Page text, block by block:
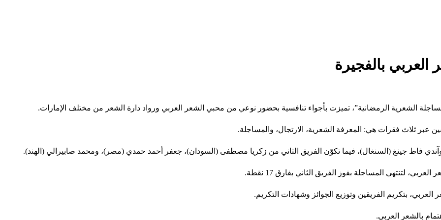
بالفجيرة
الشعرية الرمضانية”، تميزت بأجواء تنافسية بحضور نوعي من محبي الشعر العربي ورواد دارة الشعر من مختلف الإمارات.
فاط جينغ (السنغال)، فيما تكوّن الفريق الثاني من زكريا مصطفى (السودان)، جعفر أحمد حمدي (مصر)، ومحمد صابيرالي (الهند).
لتنتهي المساجلة بفوز الفريق الثاني بفارق 17 نقطة.
بتكريم الفريقين وتوزيع الجوائز وشهادات التكريم.
بالشعر العربي.